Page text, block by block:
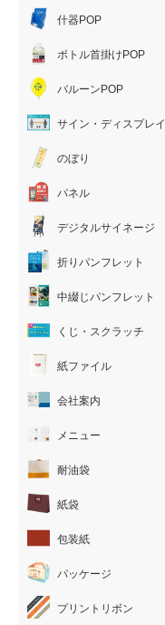
什器POP
ボトル首掛けPOP
バルーンPOP
サイン・ディスプレイ
のぼり
パネル
デジタルサイネージ
折りパンフレット
中綴じパンフレット
くじ・スクラッチ
紙ファイル
会社案内
メニュー
耐油袋
紙袋
包装紙
パッケージ
プリントリボン